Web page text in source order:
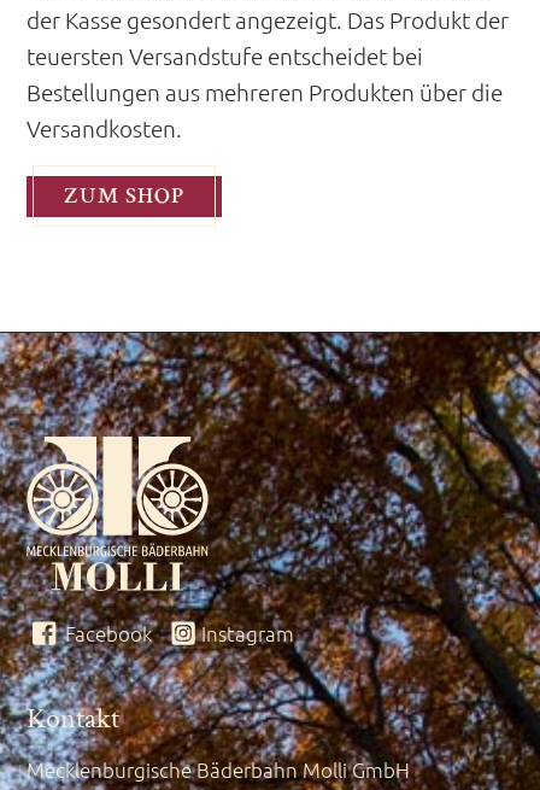
der Kasse gesondert angezeigt. Das Produkt der
teuersten Versandstufe entscheidet bei
Bestellungen aus mehreren Produkten über die
Versandkosten.
ZUM SHOP
Facebook Instagram
Kontakt
Mecklenburgische Bäderbahn Molli GmbH